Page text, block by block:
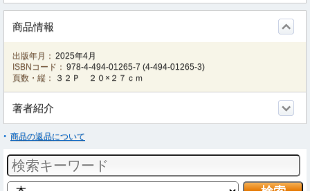
商品情報
出版年月： 2025年4月
ISBNコード： 978-4-494-01265-7 (4-494-01265-3)
頁数・縦：
３２Ｐ ２０×２７ｃｍ
著者紹介
商品の返品について